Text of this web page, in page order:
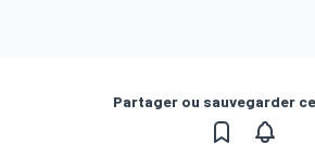
Partager ou sauvegarder